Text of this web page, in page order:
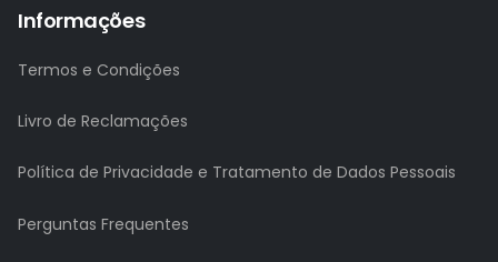
Informações
Termos e Condições
Livro de Reclamações
Política de Privacidade e Tratamento de Dados Pessoais
Perguntas Frequentes